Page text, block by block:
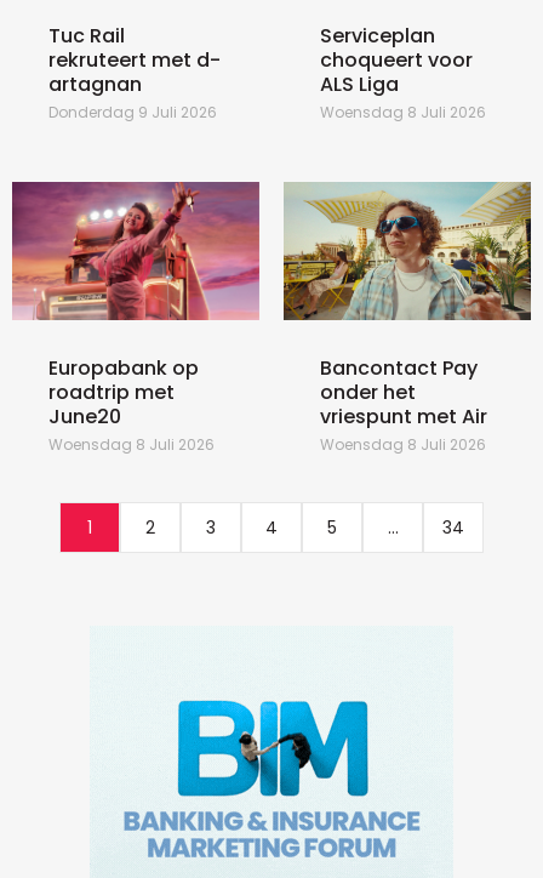
Tuc Rail
rekruteert met d-
artagnan
Donderdag 9 Juli 2026
Serviceplan
choqueert voor
ALS Liga
Woensdag 8 Juli 2026
Europabank op
roadtrip met
June20
Woensdag 8 Juli 2026
Bancontact Pay
onder het
vriespunt met Air
Woensdag 8 Juli 2026
1 2 3 4 5 ... 34